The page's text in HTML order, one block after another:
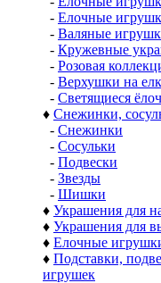
- Елочные
- Валяные
- Кружевные
- Розовая
- Верхушки на
- Светящиеся
♦ Снежинки,
- Снежинки
- Сосульки
- Подвески
- Звезды
- Шишки
♦ Украшения для
♦ Украшения для
♦ Елочные
♦ Подставки,
игрушек